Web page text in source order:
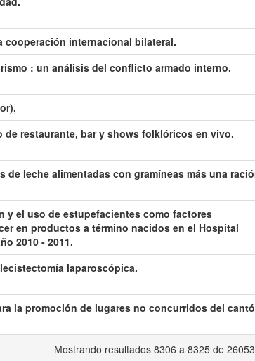
cooperación internacional bilateral.
: un análisis del conflicto armado interno.
de restaurante, bar y shows folklóricos en vivo.
de leche alimentadas con gramíneas más una
y el uso de estupefacientes como factores
en productos a término nacidos en el Hospital
2010 - 2011.
laparoscópica.
la promoción de lugares no concurridos del
Mostrando resultados 8306 a 8325 de 26053